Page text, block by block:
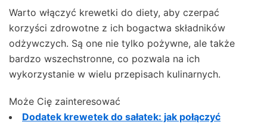
Warto włączyć krewetki do diety, aby czerpać
korzyści zdrowotne z ich bogactwa składników
odżywczych. Są one nie tylko pożywne, ale także
bardzo wszechstronne, co pozwala na ich
wykorzystanie w wielu przepisach kulinarnych.
Może Cię zainteresować
Dodatek krewetek do sałatek: jak połączyć